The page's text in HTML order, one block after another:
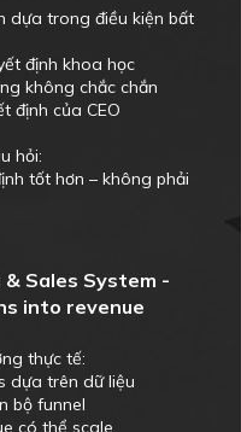
dựa trong điều kiện bất
định khoa học
không chắc chắn
định của CEO
hỏi:
tốt hơn – không phải
Sales System -
into revenue
thực tế:
dựa trên dữ liệu
bộ funnel
có thể scale